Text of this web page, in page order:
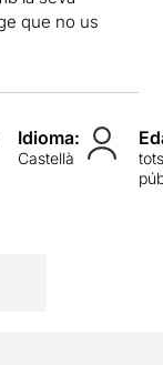
que no us
Idioma:
Castellà